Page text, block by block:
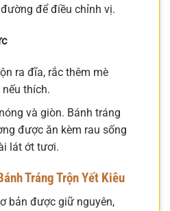
để điều chỉnh vị.
ra đĩa, rắc thêm mè
thích.
và giòn. Bánh tráng
được ăn kèm rau sống
lát ớt tươi.
Tráng Trộn Yết Kiêu
bản được giữ nguyên,